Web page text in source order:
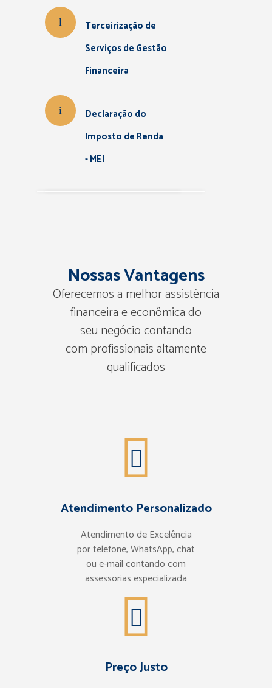
Terceirização de
Serviços de Gestão
Financeira
Declaração do
Imposto de Renda
- MEI
Nossas Vantagens
Oferecemos a melhor assistência
financeira e econômica do
seu negócio contando
com profissionais altamente
qualificados
Atendimento Personalizado
Atendimento de Excelência
por telefone, WhatsApp, chat
ou e-mail contando com
assessorias especializada
Preço Justo